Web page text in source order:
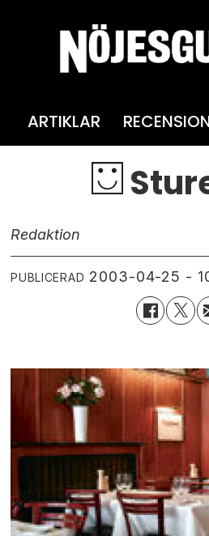
ARTIKLAR
Redaktion
PUBLICERAD 2003-04-25 -